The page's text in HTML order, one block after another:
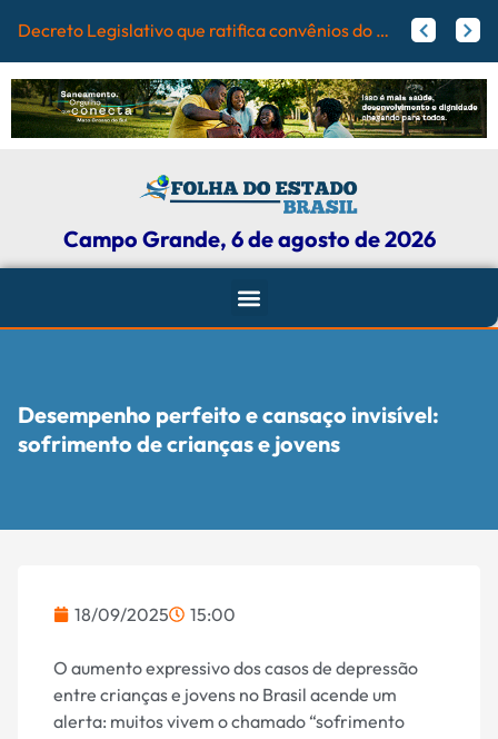
Campo Gran Papy trabalha para melhorar pistas de skate com participação ativa de esportistas da CapitalAgosto Lilás: Maicon Nogueira fortalece a defesa das mulheres com leis e projetos de proteção em Campo Grande
Campo Grande, 6 de agosto de 2026
Desempenho perfeito e cansaço invisível:
sofrimento de crianças e jovens
18/09/2025 15:00
O aumento expressivo dos casos de depressão
entre crianças e jovens no Brasil acende um
alerta: muitos vivem o chamado “sofrimento